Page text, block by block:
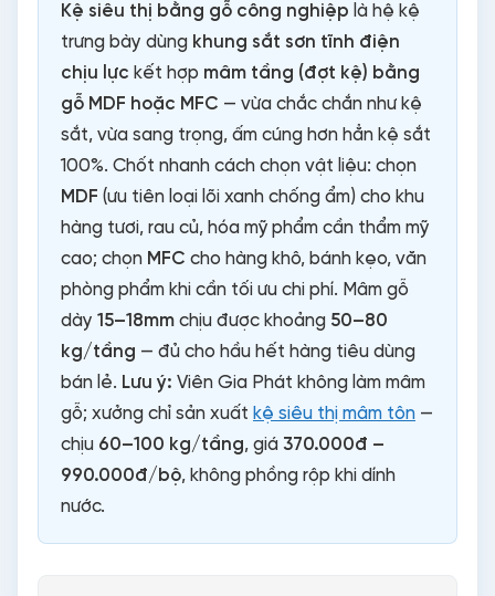
Kệ siêu thị bằng gỗ công nghiệp là hệ kệ
trưng bày dùng khung sắt sơn tĩnh điện
chịu lực kết hợp mâm tầng (đợt kệ) bằng
gỗ MDF hoặc MFC — vừa chắc chắn như kệ
sắt, vừa sang trọng, ấm cúng hơn hẳn kệ sắt
100%. Chốt nhanh cách chọn vật liệu: chọn
MDF (ưu tiên loại lõi xanh chống ẩm) cho khu
hàng tươi, rau củ, hóa mỹ phẩm cần thẩm mỹ
cao; chọn MFC cho hàng khô, bánh kẹo, văn
phòng phẩm khi cần tối ưu chi phí. Mâm gỗ
dày 15–18mm chịu được khoảng 50–80
kg/tầng — đủ cho hầu hết hàng tiêu dùng
bán lẻ. Lưu ý: Viên Gia Phát không làm mâm
gỗ; xưởng chỉ sản xuất kệ siêu thị mâm tôn —
chịu 60–100 kg/tầng, giá 370.000đ –
990.000đ/bộ, không phồng rộp khi dính
nước.